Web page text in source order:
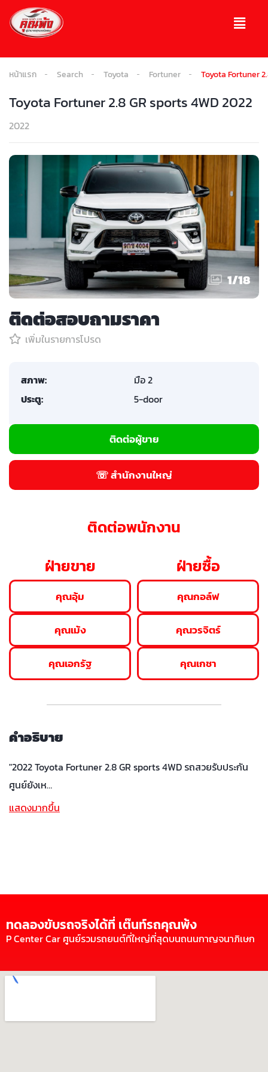
หน้าแรก Search Toyota Fortuner Toyota Fortuner
Toyota Fortuner 2.8 GR sports 4WD 2022
2022
1/18
ติดต่อสอบถามราคา
เพิ่มในรายการโปรด
สภาพ:
มือ 2
ประตู:
5-door
ติดต่อผู้ขาย
☏ สำนักงานใหญ่
ติดต่อพนักงาน
ฝ่ายขาย
คุณอุ้ม
คุณเม้ง
คุณเอกรัฐ
ฝ่ายซื้อ
คุณกอล์ฟ
คุณวรจิตร์
คุณเกชา
คำอธิบาย
"2022 Toyota Fortuner 2.8 GR sports 4WD รถสวยรับประกัน
ศูนย์ยังเห…
แสดงมากขึ้น
ทดลองขับรถจริงได้ที่ เต๊นท์รถคุณพ้ง
P Center Car ศูนย์รวมรถยนต์ที่ใหญ่ที่สุดบนถนนกาญจนาภิเษก